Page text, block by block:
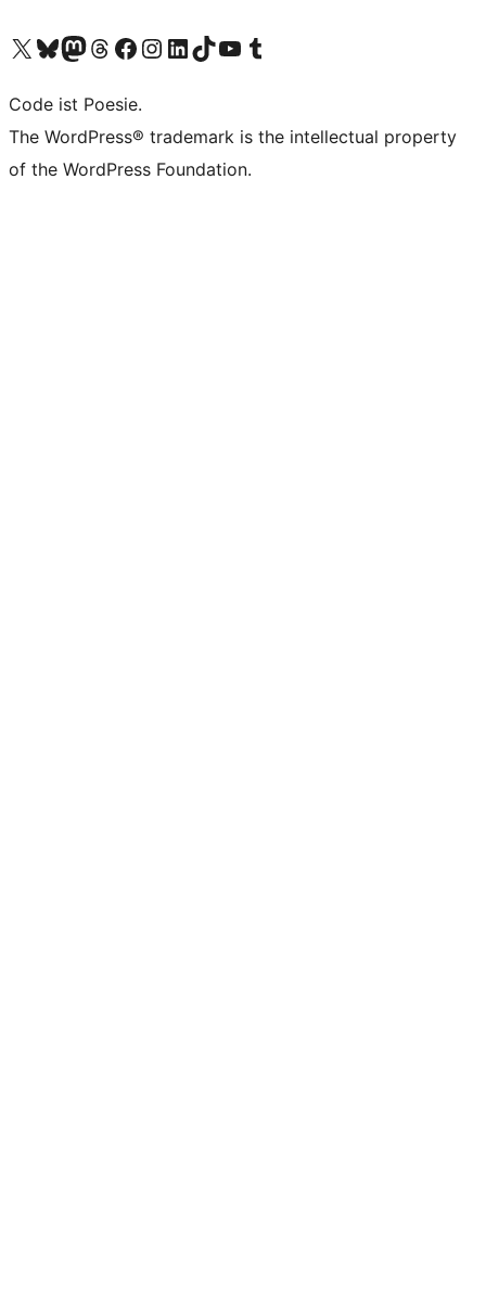
Unser X-Konto (früher Twitter) besuchen
Unser Bluesky-Konto besuchen
Unser Mastodon-Konto besuchen
Unser Threads-Konto besuchen
Unsere Facebook-Seite besuchen
Unser Instagram-Konto besuchen
Unser LinkedIn-Konto besuchen
Unser TikTok-Konto besuchen
Unseren YouTube-Kanal besuchen
Unser Tumblr-Konto besuchen
Code ist Poesie.
The WordPress® trademark is the intellectual property
of the WordPress Foundation.